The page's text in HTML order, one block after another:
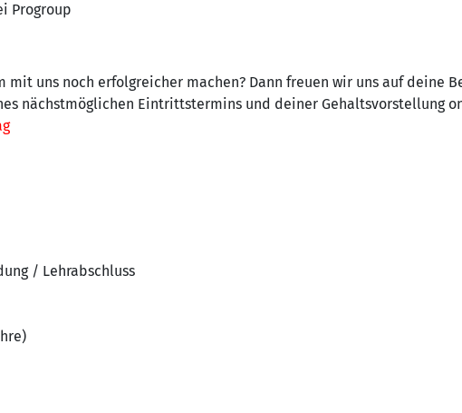
Progroup
mit uns noch erfolgreicher machen? Dann freuen wir uns auf deine
nächstmöglichen Eintrittstermins und deiner Gehaltsvorstellung
/ Lehrabschluss